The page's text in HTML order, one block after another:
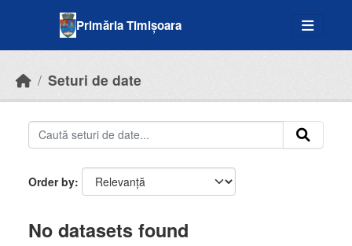
Primăria Timișoara
Seturi de date
Order by
No datasets found